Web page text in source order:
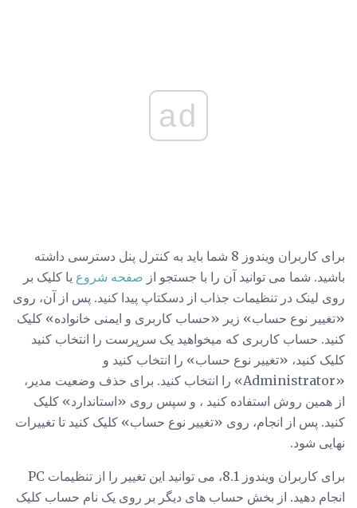
ad
برای کاربران ویندوز 8 شما باید به کنترل پنل دسترسی داشته
باشید. شما می توانید آن را با جستجو از صفحه شروع یا کلیک بر
روی لینک در تنظیمات جذاب از دسکتاپ پیدا کنید. پس از آن، روی
«تغییر نوع حساب» زیر «حساب کاربری و ایمنی خانواده» کلیک
کنید. حساب کاربری که میخواهید یک سرپرست را انتخاب کنید
کلیک کنید، «تغییر نوع حساب» را انتخاب کنید و
«Administrator» را انتخاب کنید. برای حذف وضعیت مدیر،
از همین روش استفاده کنید ، و سپس روی «استاندارد» کلیک
کنید. پس از انجام، روی «تغییر نوع حساب» کلیک کنید تا تغییرات
نهایی شود.
برای کاربران ویندوز 8.1، می توانید این تغییر را از تنظیمات PC
انجام دهید. از بخش حساب های دیگر بر روی یک نام حساب کلیک